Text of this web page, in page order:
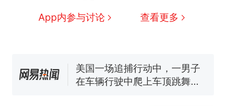
App内参与讨论 查看更多
协会回应
男子上山采菌偶然发现鸡枞菌
在车辆行驶中爬上车顶跳舞。
（新京报）
笔试第一被第二名传话劝弃考
官方通报